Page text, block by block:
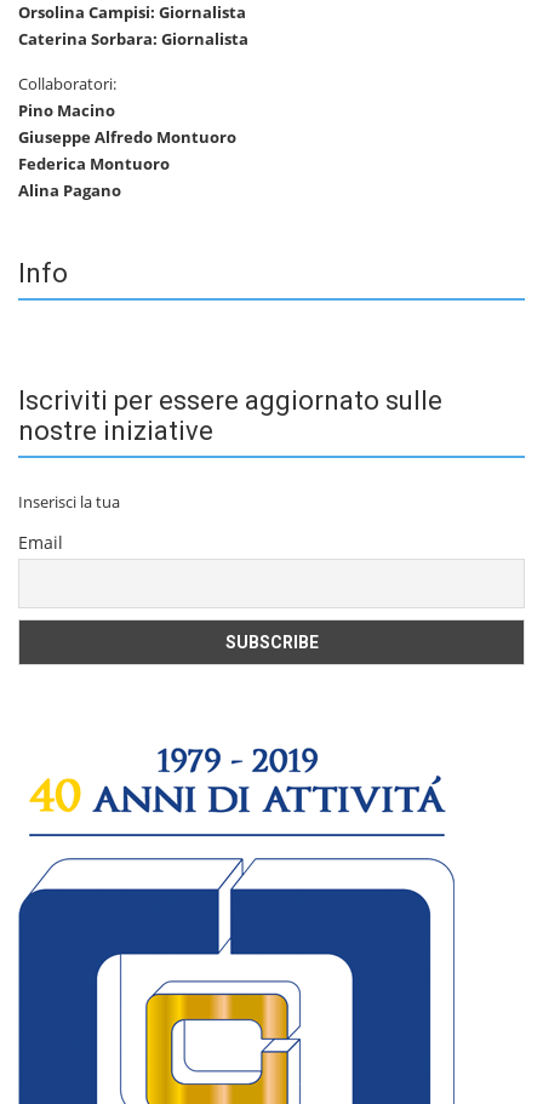
Orsolina Campisi: Giornalista
Caterina Sorbara: Giornalista
Collaboratori:
Pino Macino
Giuseppe Alfredo Montuoro
Federica Montuoro
Alina Pagano
Info
Iscriviti per essere aggiornato sulle
nostre iniziative
Inserisci la tua
Email